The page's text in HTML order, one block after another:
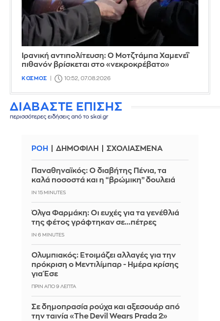
Ιρανική αντιπολίτευση: Ο Μοτζτάμπα Χαμενεΐ
πιθανόν βρίσκεται στο «νεκροκρέβατο»
ΚΟΣΜΟΣ 10:52, 07.08.2026
ΔΙΑΒΑΣΤΕ ΕΠΙΣΗΣ
περισσότερες ειδήσεις από το skai.gr
ΡΟΗ ΔΗΜΟΦΙΛΗ ΣΧΟΛΙΑΣΜΕΝΑ
Παναθηναϊκός: Ο διαβήτης Πένια, τα
καλά ποσοστά και η “βρώμικη” δουλειά
IN 15 MINUTES
Όλγα Φαρμάκη: Οι ευχές για τα γενέθλιά
της φέτος γράφτηκαν σε...πέτρες
IN 6 MINUTES
Ολυμπιακός: Ετοιμάζει αλλαγές για την
πρόκριση ο Μεντιλίμπαρ - Ημέρα κρίσης
για Έσε
ΠΡΙΝ ΑΠΌ 9 ΛΕΠΤΆ
Σε δημοπρασία ρούχα και αξεσουάρ από
την ταινία «The Devil Wears Prada 2»